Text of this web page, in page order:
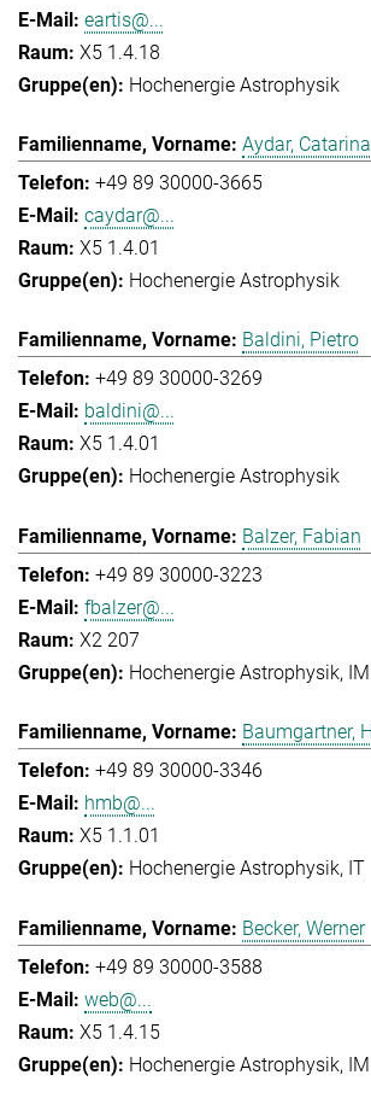
eartis@...
X5 1.4.18
Hochenergie Astrophysik
Aydar, Catarina
+49 89 30000-3665
caydar@...
X5 1.4.01
Hochenergie Astrophysik
Baldini, Pietro
+49 89 30000-3269
baldini@...
X5 1.4.01
Hochenergie Astrophysik
Balzer, Fabian
+49 89 30000-3223
fbalzer@...
X2 207
Hochenergie Astrophysik
Baumgartner,
+49 89 30000-3346
hmb@...
X5 1.1.01
Hochenergie Astrophysik IT
Becker, Werner
+49 89 30000-3588
web@...
X5 1.4.15
Hochenergie Astrophysik